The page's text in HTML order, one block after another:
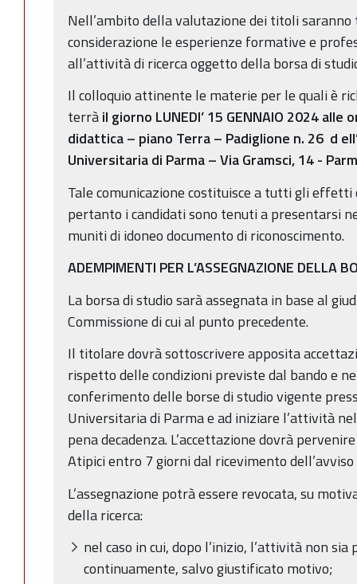
Nell’ambito della valutazione dei titoli
considerazione le esperienze formative e
all’attività di ricerca oggetto della borsa di
Il colloquio attinente le materie per le quali è
terràil giorno LUNEDI’ 15 GENNAIO 2024 alle
didattica – piano Terra – Padiglione n. 26 d
Universitaria di Parma – Via Gramsci, 14 -
Tale comunicazione costituisce a tutti gli effetti
pertanto i candidati sono tenuti a presentarsi
muniti di idoneo documento di riconoscimento.
ADEMPIMENTI PER L’ASSEGNAZIONE DELLA
La borsa di studio sarà assegnata in base al
Commissione di cui al punto precedente.
Il titolare dovrà sottoscrivere apposita
rispetto delle condizioni previste dal bando e
conferimento delle borse di studio vigente
Universitaria di Parma e ad iniziare l’attività
pena decadenza. L’accettazione dovrà
Atipici entro 7 giorni dal ricevimento
L’assegnazione potrà essere revocata, su
della ricerca:
nel caso in cui, dopo l’inizio, l’attività non
continuamente, salvo giustificato motivo;